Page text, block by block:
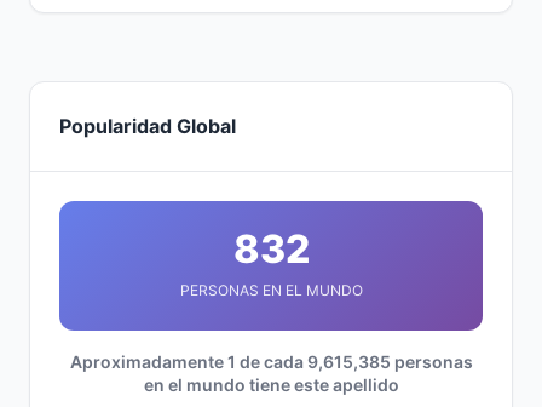
Popularidad Global
832
PERSONAS EN EL MUNDO
Aproximadamente 1 de cada 9,615,385 personas
en el mundo tiene este apellido